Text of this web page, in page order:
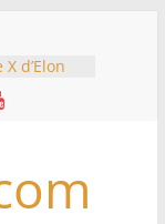
d’Elon
des